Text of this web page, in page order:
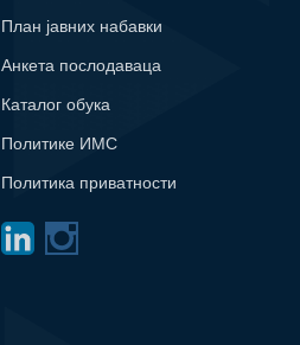
План јавних набавки
Анкета послодаваца
Каталог обука
Политике ИМС
Политика приватности